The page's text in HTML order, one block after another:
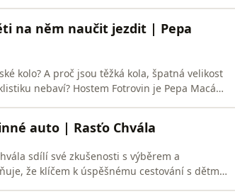
na něm naučit jezdit | Pepa
kolo? A proč jsou těžká kola, špatná velikost
nebaví? Hostem Fotrovin je Pepa Macák,
správné velikosti kola, plánování cyklovýletů
auto | Rasťo Chvála
sdílí své zkušenosti s výběrem a
že klíčem k úspěšnému cestování s dětmi